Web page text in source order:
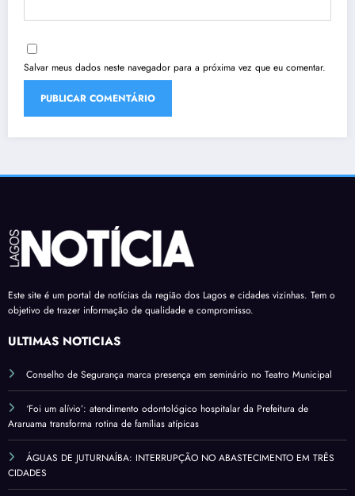
Salvar meus dados neste navegador para a próxima vez que eu comentar.
Este site é um portal de notícias da região dos Lagos e cidades vizinhas. Tem o
objetivo de trazer informação de qualidade e compromisso.
ÚLTIMAS NOTÍCIAS
Conselho de Segurança marca presença em seminário no Teatro Municipal
‘Foi um alívio’: atendimento odontológico hospitalar da Prefeitura de
Araruama transforma rotina de famílias atípicas
ÁGUAS DE JUTURNAÍBA: INTERRUPÇÃO NO ABASTECIMENTO EM TRÊS
CIDADES